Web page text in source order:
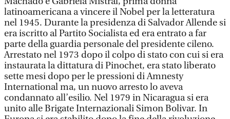
latinoamericana a vincere il Nobel per la letteratura
nel 1945. Durante la presidenza di Salvador Allende si
era iscritto al Partito Socialista ed era entrato a far
parte della guardia personale del presidente cileno.
Arrestato nel 1973 dopo il colpo di stato con cui si era
instaurata la dittatura di Pinochet, era stato liberato
sette mesi dopo per le pressioni di Amnesty
International ma, un nuovo arresto lo aveva
condannato all’esilio. Nel 1979 in Nicaragua si era
unito alle Brigate Internazionali Simon Bolivar. In